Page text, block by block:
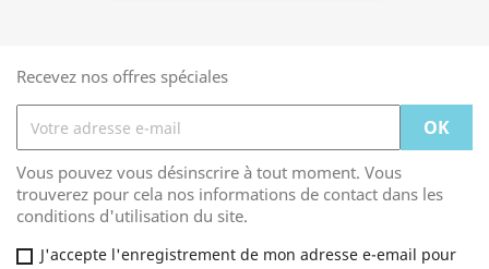
Recevez nos offres spéciales
Vous pouvez vous désinscrire à tout moment. Vous
trouverez pour cela nos informations de contact dans les
conditions d'utilisation du site.
J'accepte l'enregistrement de mon adresse e-email pour